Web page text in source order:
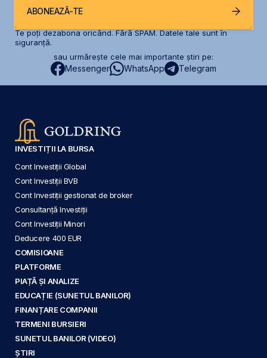
ABONEAZĂ-TE
Te poți dezabona oricând. Fără SPAM. Datele tale sunt în
siguranță.
sau urmărește cele mai importante știri pe:
Messenger WhatsApp Telegram
INVESTIȚII LA BURSA
Cont Investiții Global
Cont Investiții BVB
Cont Investiții gestionat de broker
Consultanță Investiții
Cont Investiții Minori
Deducere 400 EUR
COMISIOANE
PLATFORME
PIAȚĂ ȘI ANALIZE
EDUCAȚIE (SUNETUL BANILOR)
FINANȚARE COMPANII
TERMENI BURSIERI
SUNETUL BANILOR (VIDEO)
ȘTIRI